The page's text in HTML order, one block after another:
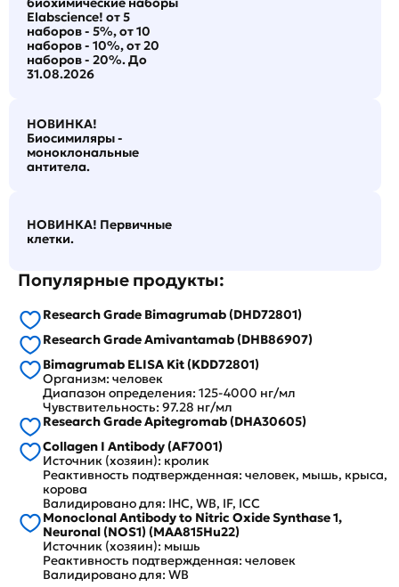
Elabscience! от 5
наборов - 5%, от 10
наборов - 10%, от 20
наборов - 20%. До
31.08.2026
НОВИНКА!
Биосимиляры -
моноклональные
антитела.
НОВИНКА! Первичные
клетки.
Популярные продукты:
Research Grade Bimagrumab (DHD72801)
Research Grade Amivantamab (DHB86907)
Bimagrumab ELISA Kit (KDD72801)
Организм: человек
Диапазон определения: 125-4000 нг/мл
Чувствительность: 97.28 нг/мл
Research Grade Apitegromab (DHA30605)
Collagen I Antibody (AF7001)
Источник (хозяин): кролик
Реактивность подтвержденная: человек, мышь, крыса,
корова
Валидировано для: IHC, WB, IF, ICC
Monoclonal Antibody to Nitric Oxide Synthase 1,
Neuronal (NOS1) (MAA815Hu22)
Источник (хозяин): мышь
Реактивность подтвержденная: человек
Валидировано для: WB